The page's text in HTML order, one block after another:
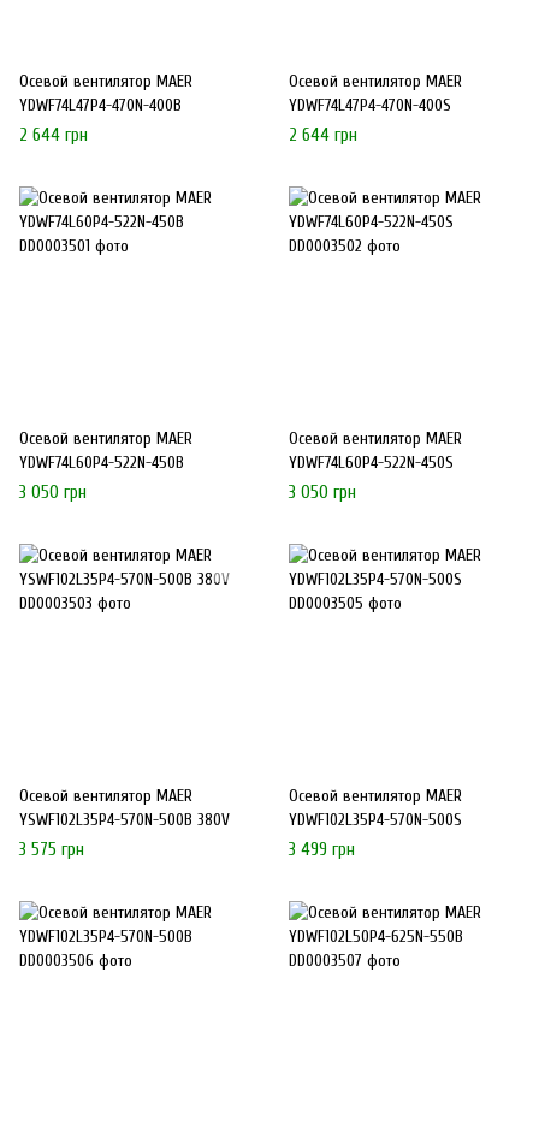
Осевой вентилятор MAER
YDWF74L47P4-470N-400B
2 644 грн
Осевой вентилятор MAER
YDWF74L47P4-470N-400S
2 644 грн
Осевой вентилятор MAER
YDWF74L60P4-522N-450B
3 050 грн
Осевой вентилятор MAER
YDWF74L60P4-522N-450S
3 050 грн
Осевой вентилятор MAER
YSWF102L35P4-570N-500B 380V
3 575 грн
Осевой вентилятор MAER
YDWF102L35P4-570N-500S
3 499 грн